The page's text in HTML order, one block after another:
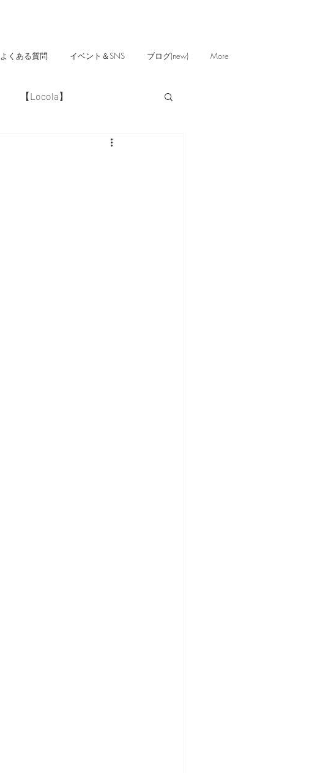
よくある質問 イベント＆SNS ブログ(new) More
【Locola】